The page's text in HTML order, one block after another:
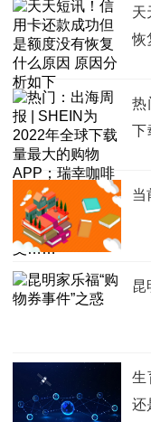
天
恢
热
下
当
昆
生
还